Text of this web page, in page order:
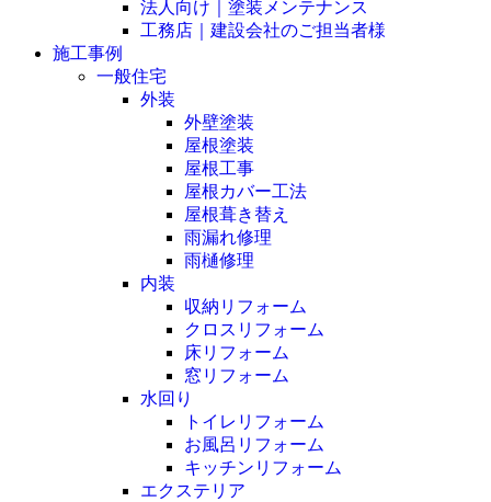
法人向け｜塗装メンテナンス
工務店｜建設会社のご担当者様
施工事例
一般住宅
外装
外壁塗装
屋根塗装
屋根工事
屋根カバー工法
屋根葺き替え
雨漏れ修理
雨樋修理
内装
収納リフォーム
クロスリフォーム
床リフォーム
窓リフォーム
水回り
トイレリフォーム
お風呂リフォーム
キッチンリフォーム
エクステリア